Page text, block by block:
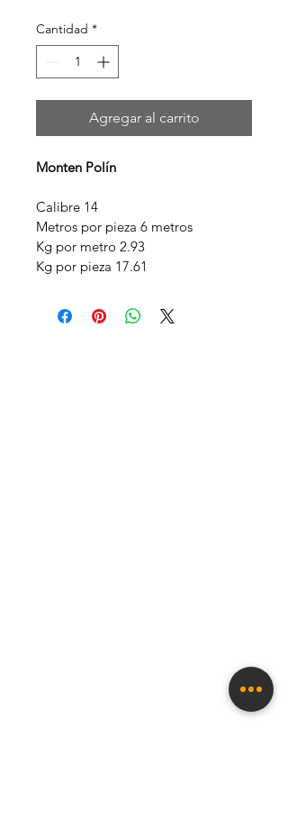
Cantidad *
Agregar al carrito
Monten Polín
Calibre 14
Metros por pieza 6 metros
Kg por metro 2.93
Kg por pieza 17.61